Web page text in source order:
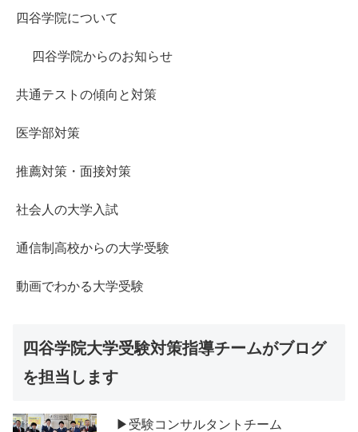
四谷学院について
四谷学院からのお知らせ
共通テストの傾向と対策
医学部対策
推薦対策・面接対策
社会人の大学入試
通信制高校からの大学受験
動画でわかる大学受験
四谷学院大学受験対策指導チームがブログ
を担当します
▶受験コンサルタントチーム